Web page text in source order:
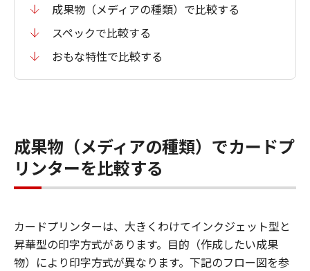
成果物（メディアの種類）で比較する
スペックで比較する
おもな特性で比較する
成果物（メディアの種類）でカードプ
リンターを比較する
カードプリンターは、大きくわけてインクジェット型と
昇華型の印字方式があります。目的（作成したい成果
物）により印字方式が異なります。下記のフロー図を参